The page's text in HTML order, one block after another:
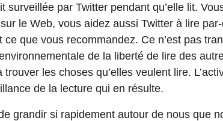
par Twitter pendant qu’elle lit.
le Web, vous aidez aussi Twitter à lire
que vous recommandez. Ce n’est pas
de la liberté de lire des
les choses qu’elles veulent lire.
de la lecture qui en résulte.
grandir si rapidement autour de nous que